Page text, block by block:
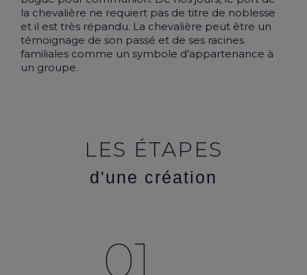
la chevalière ne requiert pas de titre de noblesse
et il est très répandu. La chevalière peut être un
témoignage de son passé et de ses racines
familiales comme un symbole d’appartenance à
un groupe.
LES ÉTAPES
d'une création
01